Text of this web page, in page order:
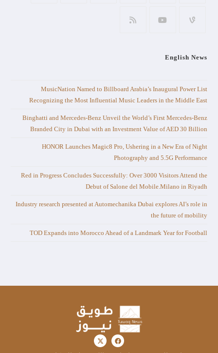
English News
MusicNation Named to Billboard Arabia’s Inaugural Power List
Recognizing the Most Influential Music Leaders in the Middle East
Binghatti and Mercedes-Benz Unveil the World’s First Mercedes-Benz
Branded City in Dubai with an Investment Value of AED 30 Billion
HONOR Launches Magic8 Pro, Ushering in a New Era of Night
Photography and 5.5G Performance
Red in Progress Concludes Successfully: Over 3000 Visitors Attend the
Debut of Salone del Mobile.Milano in Riyadh
Industry research presented at Automechanika Dubai explores AI’s role in
the future of mobility
TOD Expands into Morocco Ahead of a Landmark Year for Football